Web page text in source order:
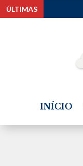
ÚLTIMAS
INÍCIO